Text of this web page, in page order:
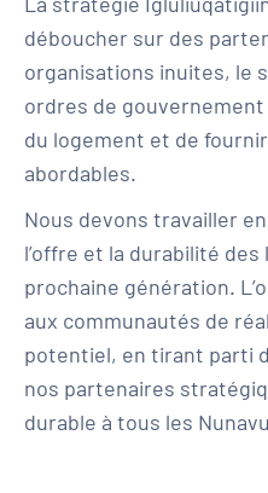
déboucher sur des
organisations inuites, le
ordres de
du logement et de
abordables.
Nous devons travailler
l’offre et la durabilité
prochaine génération.
aux communautés de
potentiel, en tirant parti
nos partenaires
durable à tous les